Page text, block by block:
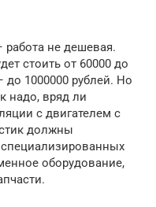
работа не дешевая.
стоить от 60000 до
до 1000000 рублей. Но
надо, вряд ли
с двигателем с
должны
оборудование,